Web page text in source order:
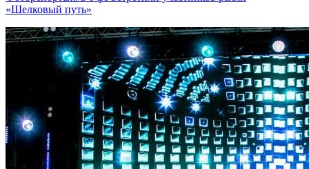
«Шелковый путь»